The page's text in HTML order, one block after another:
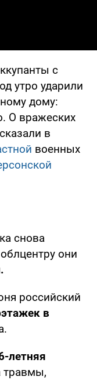
с
утро ударили
дому:
О вражеских
в
военных
снова
они
российский
в
летняя
травмы,